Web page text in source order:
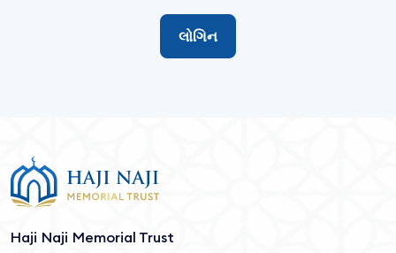
લોગિન
Haji Naji Memorial Trust